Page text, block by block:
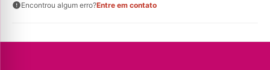
Encontrou algum erro?Entre em contato